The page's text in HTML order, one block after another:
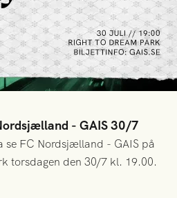
- GAIS 30/7
se FC Nordsjælland - GAIS på
torsdagen den 30/7 kl. 19.00.